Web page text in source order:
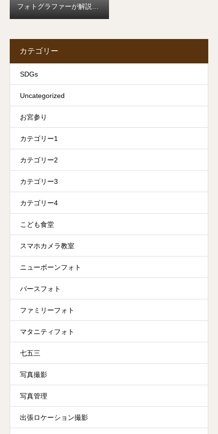
フォトグラファーが解説し
カテゴリー
SDGs
Uncategorized
お宮参り
カテゴリー1
カテゴリー2
カテゴリー3
カテゴリー4
こども食堂
スマホカメラ教室
ニューボーンフォト
バースフォト
ファミリーフォト
マタニティフォト
七五三
写真撮影
写真管理
出張ロケーション撮影